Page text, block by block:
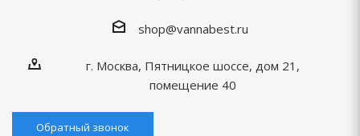
shop@vannabest.ru
г. Москва, Пятницкое шоссе, дом 21,
помещение 40
Обратный звонок